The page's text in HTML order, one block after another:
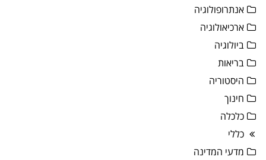
אנתרופולוגיה
ארכיאולוגיה
ביולוגיה
בריאות
היסטוריה
חינוך
כלכלה
כללי
מדעי המדינה